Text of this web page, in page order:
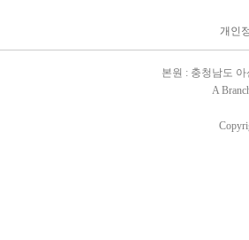
개인
본원 : 충청남도
A